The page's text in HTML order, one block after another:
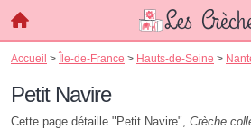
Accueil > Île-de-France > Hauts-de-Seine >
Petit Navire
Cette page détaille "Petit Navire", Crèche